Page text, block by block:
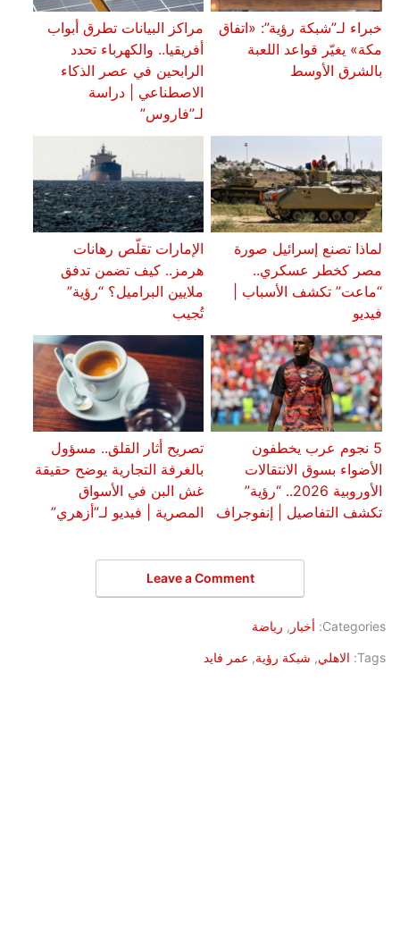
خبراء لـ”شبكة رؤية”: «اتفاق
مكة» يغيّر قواعد اللعبة
بالشرق الأوسط
مراكز البيانات تطرق أبواب
أفريقيا.. والكهرباء تحدد
الرابحين في عصر الذكاء
الاصطناعي | دراسة
لـ”فاروس”
لماذا تصنع إسرائيل صورة
مصر كخطر عسكري..
“ماعت” تكشف الأسباب |
فيديو
الإمارات تقلّص رهانات
هرمز.. كيف تضمن تدفق
ملايين البراميل؟ “رؤية”
تُجيب
5 نجوم عرب يخطفون
الأضواء بسوق الانتقالات
الأوروبية 2026.. “رؤية”
تكشف التفاصيل | إنفوجراف
تصريح أثار القلق.. مسؤول
بالغرفة التجارية يوضح حقيقة
غش البن في الأسواق
المصرية | فيديو لـ”أزهري”
Leave a Comment
Categories: أخبار , رياضة
Tags: الاهلي, شبكة رؤية, عمر فايد